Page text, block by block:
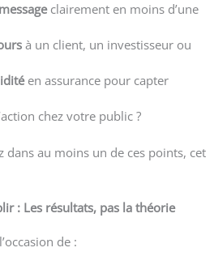
clairement en moins d’une
à un client, un investisseur ou
en assurance pour capter
chez votre public ?
dans au moins un de ces points, cet
: Les résultats, pas la théorie
de :